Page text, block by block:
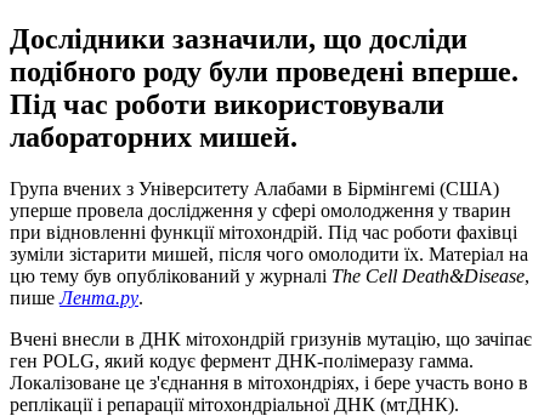
Дослідники зазначили, що досліди
подібного роду були проведені вперше.
Під час роботи використовували
лабораторних мишей.
Група вчених з Університету Алабами в Бірмінгемі (США)
уперше провела дослідження у сфері омолодження у тварин
при відновленні функції мітохондрій. Під час роботи фахівці
зуміли зістарити мишей, після чого омолодити їх. Матеріал на
цю тему був опублікований у журналі The Cell Death&Disease,
пишеЛента.ру.
Вчені внесли в ДНК мітохондрій гризунів мутацію, що зачіпає
ген POLG, який кодує фермент ДНК-полімеразу гамма.
Локалізоване це з'єднання в мітохондріях, і бере участь воно в
реплікації і репарації мітохондріальної ДНК (мтДНК).